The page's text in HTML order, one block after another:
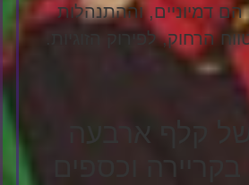
דמיוניים, וההתנהלות
הרחוק, לפירוק הזוגיות.
קלף ארבעה
וכספים